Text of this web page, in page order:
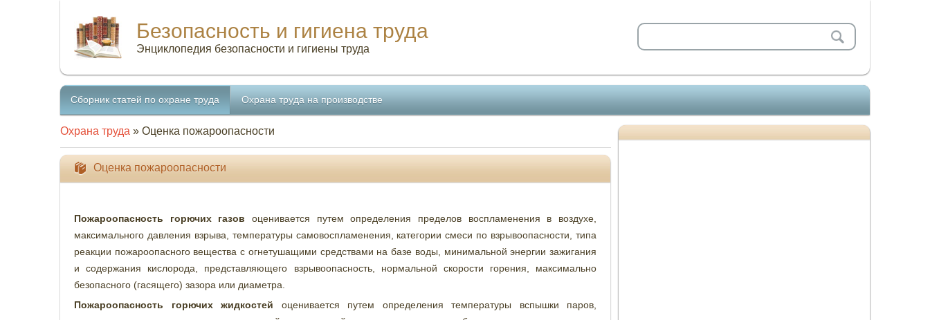
Безопасность и гигиена труда
Энциклопедия безопасности и гигиены труда
Сборник статей по охране труда Охрана труда на производстве
Охрана труда » Оценка пожароопасности
Оценка пожароопасности
Пожароопасность горючих газов оценивается путем определения пределов воспламенения в воздухе,
максимального давления взрыва, температуры самовоспламенения, категории смеси по взрывоопасности, типа
реакции пожароопасного вещества с огнетушащими средствами на базе воды, минимальной энергии зажигания
и содержания кислорода, представляющего взрывоопасность, нормальной скорости горения, максимально
безопасного (гасящего) зазора или диаметра.
Пожароопасность горючих жидкостей оценивается путем определения температуры вспышки паров,